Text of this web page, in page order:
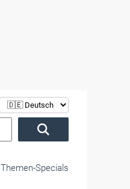
Themen-Specials